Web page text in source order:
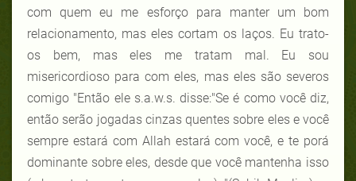
com quem eu me esforço para manter um bom
relacionamento, mas eles cortam os laços. Eu trato-
os bem, mas eles me tratam mal. Eu sou
misericordioso para com eles, mas eles são severos
comigo "Então ele s.a.w.s. disse:"Se é como você diz,
então serão jogadas cinzas quentes sobre eles e você
sempre estará com Allah estará com você, e te porá
dominante sobre eles, desde que você mantenha isso